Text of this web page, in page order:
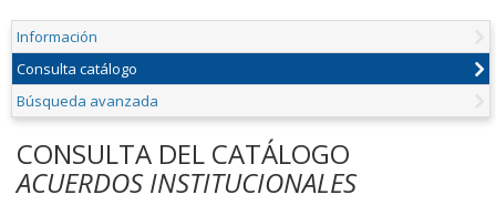
Información
Consulta catálogo
Búsqueda avanzada
CONSULTA DEL CATÁLOGO
ACUERDOS INSTITUCIONALES